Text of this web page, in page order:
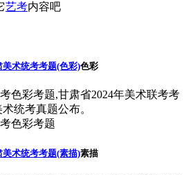
艺考内容吧
美术统考考题(色彩)色彩
色彩考题,甘肃省2024年美术联考考
统考真题公布。
美术统考考题(素描)素描